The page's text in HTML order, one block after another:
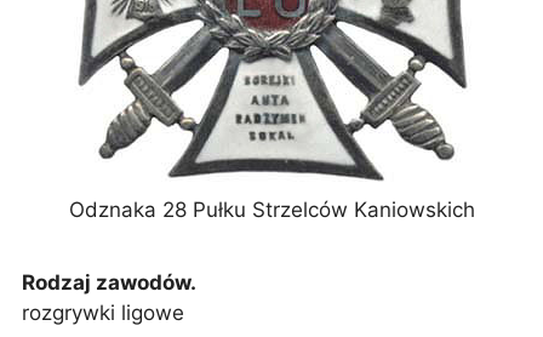
Odznaka 28 Pułku Strzelców Kaniowskich
Rodzaj zawodów.
rozgrywki ligowe